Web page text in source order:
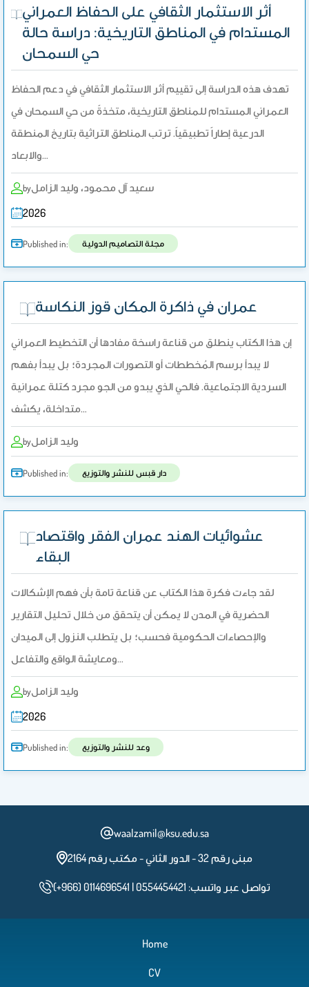
أثر الاستثمار الثقافي على الحفاظ العمراني
المستدام في المناطق التاريخية: دراسة حالة
حي السمحان
تهدف هذه الدراسة إلى تقييم أثر الاستثمار الثقافي في دعم الحفاظ
العمراني المستدام للمناطق التاريخية، متخذةً من حي السمحان في
الدرعية إطاراً تطبيقياً. ترتب المناطق التراثية بتاريخ المنطقة
والابعاد…
byسعيد آل محمود، وليد الزامل
2026
Published in: مجلة التصاميم الدولية
عمران في ذاكرة المكان قوز النكاسة
إن هذا الكتاب ينطلق من قناعة راسخة مفادها أن التخطيط العمراني
لا يبدأ برسم المُخططات أو التصورات المجردة؛ بل يبدأ بفهم
السردية الاجتماعية. فالحي الذي يبدو من الجو مجرد كتلة عمرانية
متداخلة، يكشف…
byوليد الزامل
Published in: دار قبس للنشر والتوزيع
عشوائيات الهند عمران الفقر واقتصاد
البقاء
لقد جاءت فكرة هذا الكتاب عن قناعة تامة بأن فهم الإشكالات
الحضرية في المدن لا يمكن أن يتحقق من خلال تحليل التقارير
والإحصاءات الحكومية فحسب؛ بل يتطلب النزول إلى الميدان
ومعايشة الواقع والتفاعل…
byوليد الزامل
2026
Published in: وعد للنشر والتوزيع
waalzamil@ksu.edu.sa
مبنى رقم 32 - الدور الثاني - مكتب رقم 2164
(+966) 0114696541 | تواصل عبر واتسب: 0554454421
Home
CV